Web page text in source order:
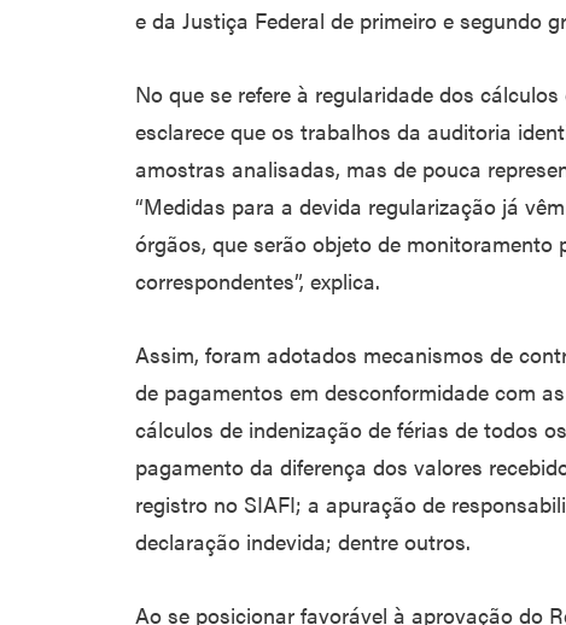
e da Justiça Federal de primeiro e segundo
No que se refere à regularidade dos
esclarece que os trabalhos da auditoria
amostras analisadas, mas de pouca
“Medidas para a devida regularização já
órgãos, que serão objeto de monitoramento
correspondentes”, explica.
Assim, foram adotados mecanismos de
de pagamentos em desconformidade com
cálculos de indenização de férias de todos
pagamento da diferença dos valores
registro no SIAFI; a apuração de
declaração indevida; dentre outros.
Ao se posicionar favorável à aprovação do